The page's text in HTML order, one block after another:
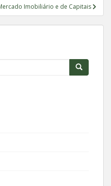
Imobiliário e de Capitais